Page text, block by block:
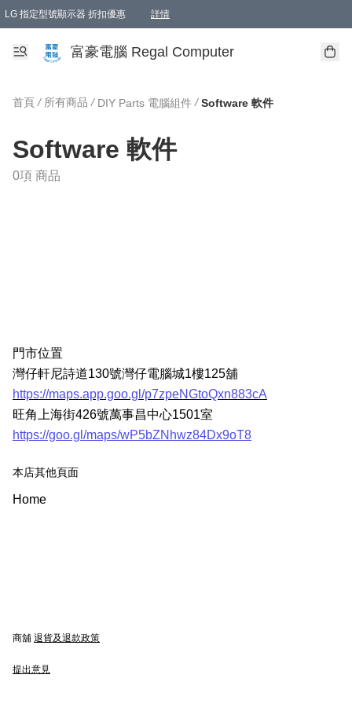
LG 指定型號顯示器 折扣優惠 詳情
富豪電腦 Regal Computer
首頁 / 所有商品 / DIY Parts 電腦組件 / Software 軟件
Software 軟件
0項 商品
門市位置
灣仔軒尼詩道130號灣仔電腦城1樓125舖
https://maps.app.goo.gl/p7zpeNGtoQxn883cA
旺角上海街426號萬事昌中心1501室
https://goo.gl/maps/wP5bZNhwz84Dx9oT8
本店其他頁面
Home
商舖 退貨及退款政策
提出意見